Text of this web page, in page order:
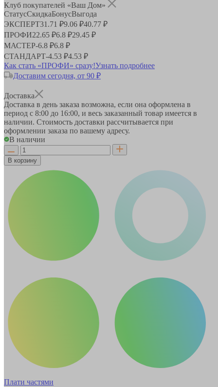
Клуб покупателей «Ваш Дом»
СтатусСкидкаБонусВыгода
ЭКСПЕРТ31.71 ₽9.06 ₽40.77 ₽
ПРОФИ22.65 ₽6.8 ₽29.45 ₽
МАСТЕР-6.8 ₽6.8 ₽
СТАНДАРТ-4.53 ₽4.53 ₽
Как стать «ПРОФИ» сразу!Узнать подробнее
Доставим сегодня, от 90 ₽
Доставка
Доставка в день заказа возможна, если она оформлена в
период с 8:00 до 16:00, и весь заказанный товар имеется в
наличии. Стоимость доставки рассчитывается при
оформлении заказа по вашему адресу.
В наличии
В корзину
Плати частями